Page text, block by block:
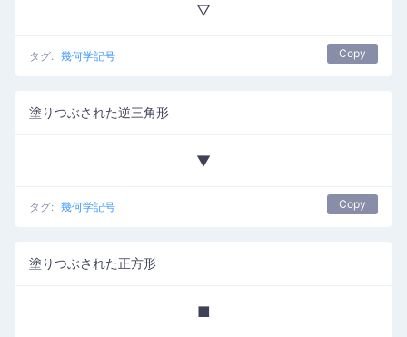
▽
タグ: 幾何学記号 Copy
塗りつぶされた逆三角形
▼
タグ: 幾何学記号 Copy
塗りつぶされた正方形
■